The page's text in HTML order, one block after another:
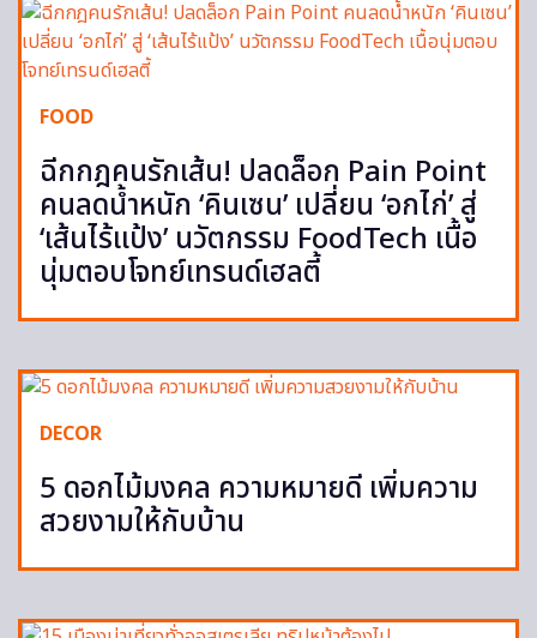
FOOD
ฉีกกฎคนรักเส้น! ปลดล็อก Pain Point
คนลดน้ำหนัก ‘คินเซน’ เปลี่ยน ‘อกไก่’ สู่
‘เส้นไร้แป้ง’ นวัตกรรม FoodTech เนื้อ
นุ่มตอบโจทย์เทรนด์เฮลตี้
DECOR
5 ดอกไม้มงคล ความหมายดี เพิ่มความ
สวยงามให้กับบ้าน